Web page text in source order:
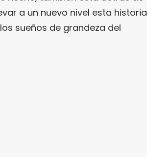
a un nuevo nivel esta historia
sueños de grandeza del